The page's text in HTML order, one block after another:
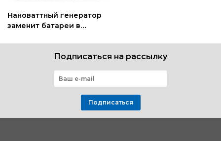
Нановаттный генератор
заменит батареи в
Подписаться на рассылку
Подписаться